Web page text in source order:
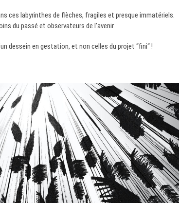
ces labyrinthes de flèches, fragiles et presque immatériels.
du passé et observateurs de l’avenir.
dessein en gestation, et non celles du projet “fini“ !